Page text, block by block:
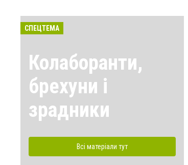
СПЕЦТЕМА
Колаборанти,
брехуни і
зрадники
Всі матеріали тут